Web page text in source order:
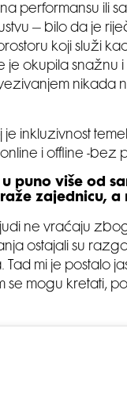
performansu ili
– bilo da je
koji služi
je okupila
nikada
je inkluzivnost
i offline -bez
puno više od
zajednicu, a
ne vraćaju
ostajali su
mi je postalo
se mogu kretati,